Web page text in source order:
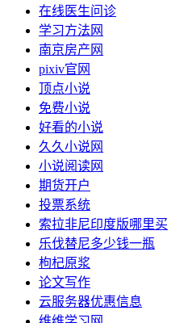
在线医生问诊
学习方法网
南京房产网
pixiv官网
顶点小说
免费小说
好看的小说
久久小说网
小说阅读网
期货开户
投票系统
索拉非尼印度版哪里买
乐伐替尼多少钱一瓶
枸杞原浆
论文写作
云服务器优惠信息